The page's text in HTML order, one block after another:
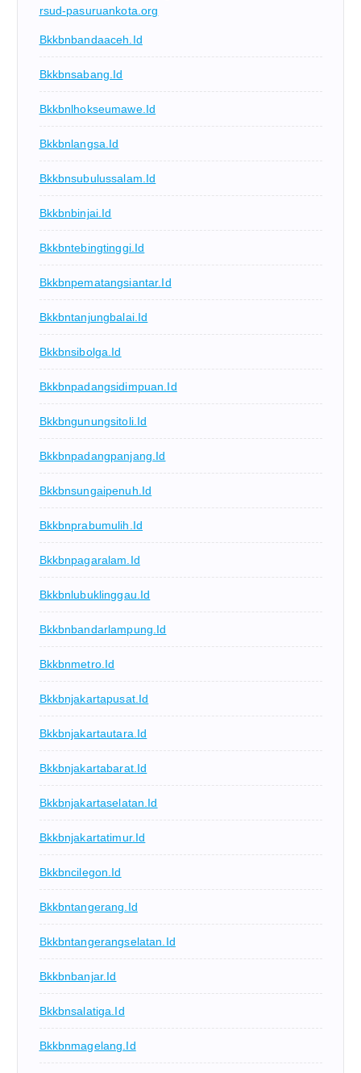
rsud-pasuruankota.org
Bkkbnbandaaceh.id
Bkkbnsabang.id
Bkkbnlhokseumawe.id
Bkkbnlangsa.id
Bkkbnsubulussalam.id
Bkkbnbinjai.id
Bkkbntebingtinggi.id
Bkkbnpematangsiantar.id
Bkkbntanjungbalai.id
Bkkbnsibolga.id
Bkkbnpadangsidimpuan.id
Bkkbngunungsitoli.id
Bkkbnpadangpanjang.id
Bkkbnsungaipenuh.id
Bkkbnprabumulih.id
Bkkbnpagaralam.id
Bkkbnlubuklinggau.id
Bkkbnbandarlampung.id
Bkkbnmetro.id
Bkkbnjakartapusat.id
Bkkbnjakartautara.id
Bkkbnjakartabarat.id
Bkkbnjakartaselatan.id
Bkkbnjakartatimur.id
Bkkbncilegon.id
Bkkbntangerang.id
Bkkbntangerangselatan.id
Bkkbnbanjar.id
Bkkbnsalatiga.id
Bkkbnmagelang.id